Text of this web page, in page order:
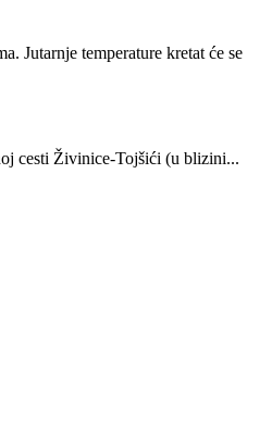
Jutarnje temperature kretat će se
cesti Živinice-Tojšići (u blizini...